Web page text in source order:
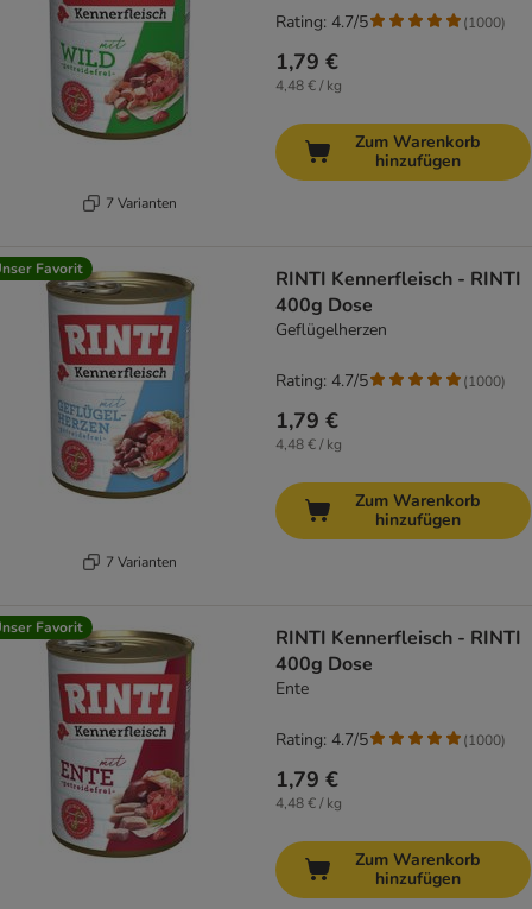
7 Varianten
1,79 €
4,48 € / kg
Rating: 4.7/5 (1000)
Zum Warenkorb
hinzufügen
Favorit
7 Varianten
RINTI Kennerfleisch - RINTI
400g Dose
Geflügelherzen
1,79 €
4,48 € / kg
Rating: 4.7/5 (1000)
Zum Warenkorb
hinzufügen
Favorit
RINTI Kennerfleisch - RINTI
400g Dose
Ente
1,79 €
4,48 € / kg
Rating: 4.7/5 (1000)
Zum Warenkorb
hinzufügen